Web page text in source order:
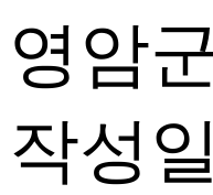
영암
작성일